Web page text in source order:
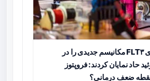
مهارکننده‌های FLT۳ مکانیسم جدیدی را در
حاد نمایان کردند: فروپتوز
ضعف درمانی؟